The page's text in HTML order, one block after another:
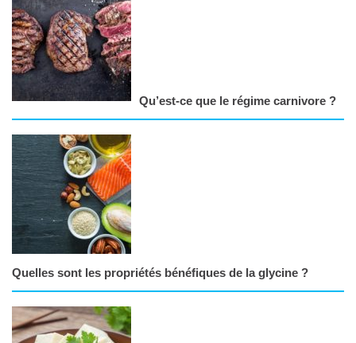
Qu’est-ce que le régime carnivore ?
Quelles sont les propriétés bénéfiques de la glycine ?